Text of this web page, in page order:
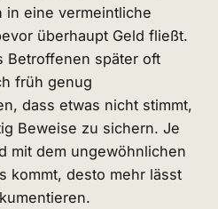
in eine vermeintliche
überhaupt Geld fließt.
Betroffenen später oft
früh genug
dass etwas nicht stimmt,
Beweise zu sichern. Je
mit dem ungewöhnlichen
kommt, desto mehr lässt